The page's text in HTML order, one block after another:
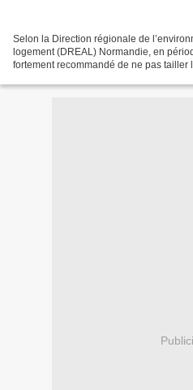
Selon la Direction régionale de
logement (DREAL) Normandie, en
fortement recommandé de ne pas tailler